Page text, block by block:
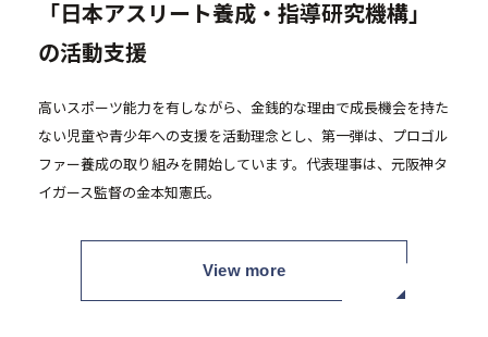
「日本アスリート養成・指導研究機構」
の活動支援
高いスポーツ能力を有しながら、金銭的な理由で成長機会を持た
ない児童や青少年への支援を活動理念とし、第一弾は、プロゴル
ファー養成の取り組みを開始しています。代表理事は、元阪神タ
イガース監督の金本知憲氏。
View more